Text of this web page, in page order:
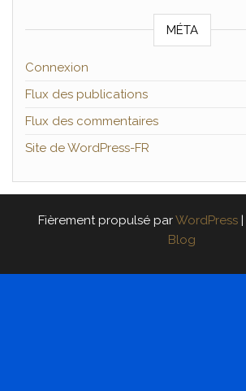
MÉTA
Connexion
Flux des publications
Flux des commentaires
Site de WordPress-FR
Fièrement propulsé parWordPress |
Blog